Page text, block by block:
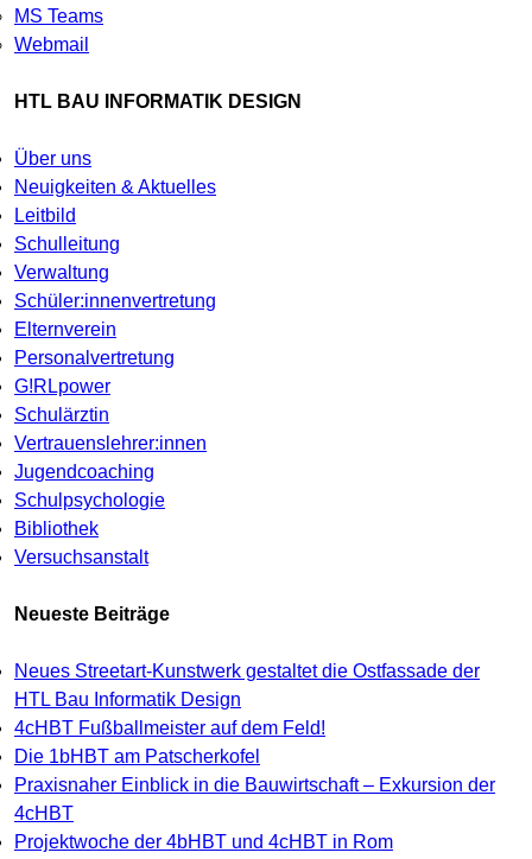
MS Teams
Webmail
HTL BAU INFORMATIK DESIGN
Über uns
Neuigkeiten & Aktuelles
Leitbild
Schulleitung
Verwaltung
Schüler:innenvertretung
Elternverein
Personalvertretung
G!RLpower
Schulärztin
Vertrauenslehrer:innen
Jugendcoaching
Schulpsychologie
Bibliothek
Versuchsanstalt
Neueste Beiträge
Neues Streetart-Kunstwerk gestaltet die Ostfassade der
HTL Bau Informatik Design
4cHBT Fußballmeister auf dem Feld!
Die 1bHBT am Patscherkofel
Praxisnaher Einblick in die Bauwirtschaft – Exkursion der
4cHBT
Projektwoche der 4bHBT und 4cHBT in Rom